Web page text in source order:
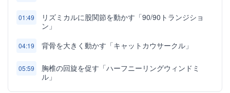
01:49
リズミカルに股関節を動かす「90/90トランジショ
ン」
04:19 背骨を大きく動かす「キャットカウサークル」
05:59
胸椎の回旋を促す「ハーフニーリングウィンドミ
ル」